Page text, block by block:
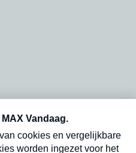
op onze
dinsdagochtend in